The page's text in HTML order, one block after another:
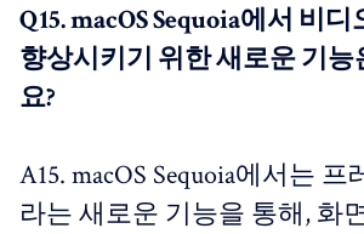
Q15. macOS Sequoia에서 비
향상시키기 위한 새로운 기
요?
A15. macOS Sequoia에서는
라는 새로운 기능을 통해, 화